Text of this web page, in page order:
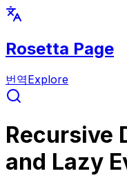
Rosetta Page
번역Explore
Recursive
and Lazy